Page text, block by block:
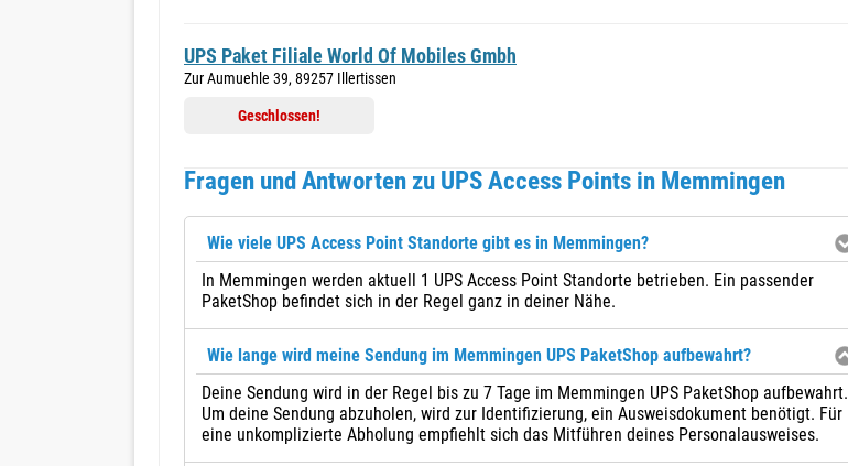
UPS Paket Filiale World Of Mobiles Gmbh
Zur Aumuehle 39, 89257 Illertissen
Geschlossen!
Fragen und Antworten zu UPS Access Points in Memmingen
Wie viele UPS Access Point Standorte gibt es in Memmingen?
In Memmingen werden aktuell 1 UPS Access Point Standorte betrieben. Ein passender
PaketShop befindet sich in der Regel ganz in deiner Nähe.
Wie lange wird meine Sendung im Memmingen UPS PaketShop aufbewahrt?
Deine Sendung wird in der Regel bis zu 7 Tage im Memmingen UPS PaketShop aufbewahrt.
Um deine Sendung abzuholen, wird zur Identifizierung, ein Ausweisdokument benötigt. Für
eine unkomplizierte Abholung empfiehlt sich das Mitführen deines Personalausweises.